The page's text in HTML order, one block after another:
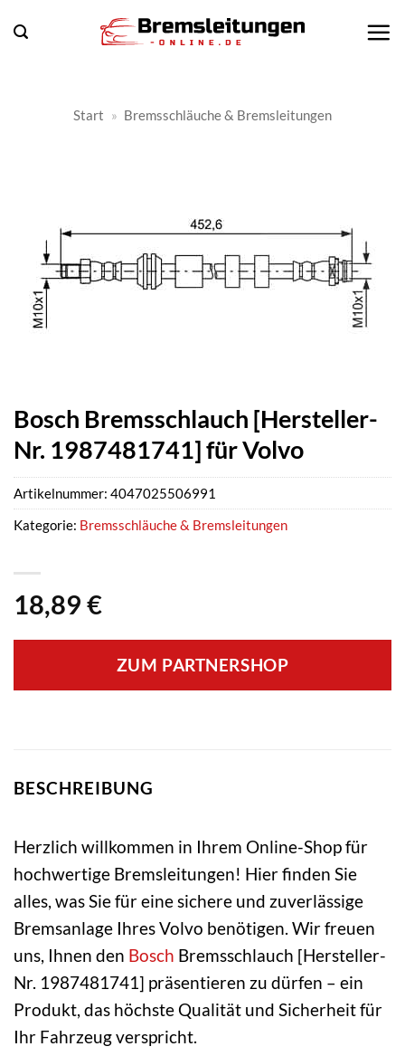
Inhalt
Start » Bremsschläuche & Bremsleitungen
Bosch Bremsschlauch [Hersteller-
Nr. 1987481741] für Volvo
18,89 €
ZUM PARTNERSHOP
Artikelnummer: 4047025506991
Kategorie: Bremsschläuche & Bremsleitungen
BESCHREIBUNG
Herzlich willkommen in Ihrem Online-Shop für
hochwertige Bremsleitungen! Hier finden Sie
alles, was Sie für eine sichere und zuverlässige
Bremsanlage Ihres Volvo benötigen. Wir freuen
uns, Ihnen den Bosch Bremsschlauch [Hersteller-
Nr. 1987481741] präsentieren zu dürfen – ein
Produkt, das höchste Qualität und Sicherheit für
Ihr Fahrzeug verspricht.